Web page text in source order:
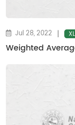
Jul 28, 2022 |
Weighted